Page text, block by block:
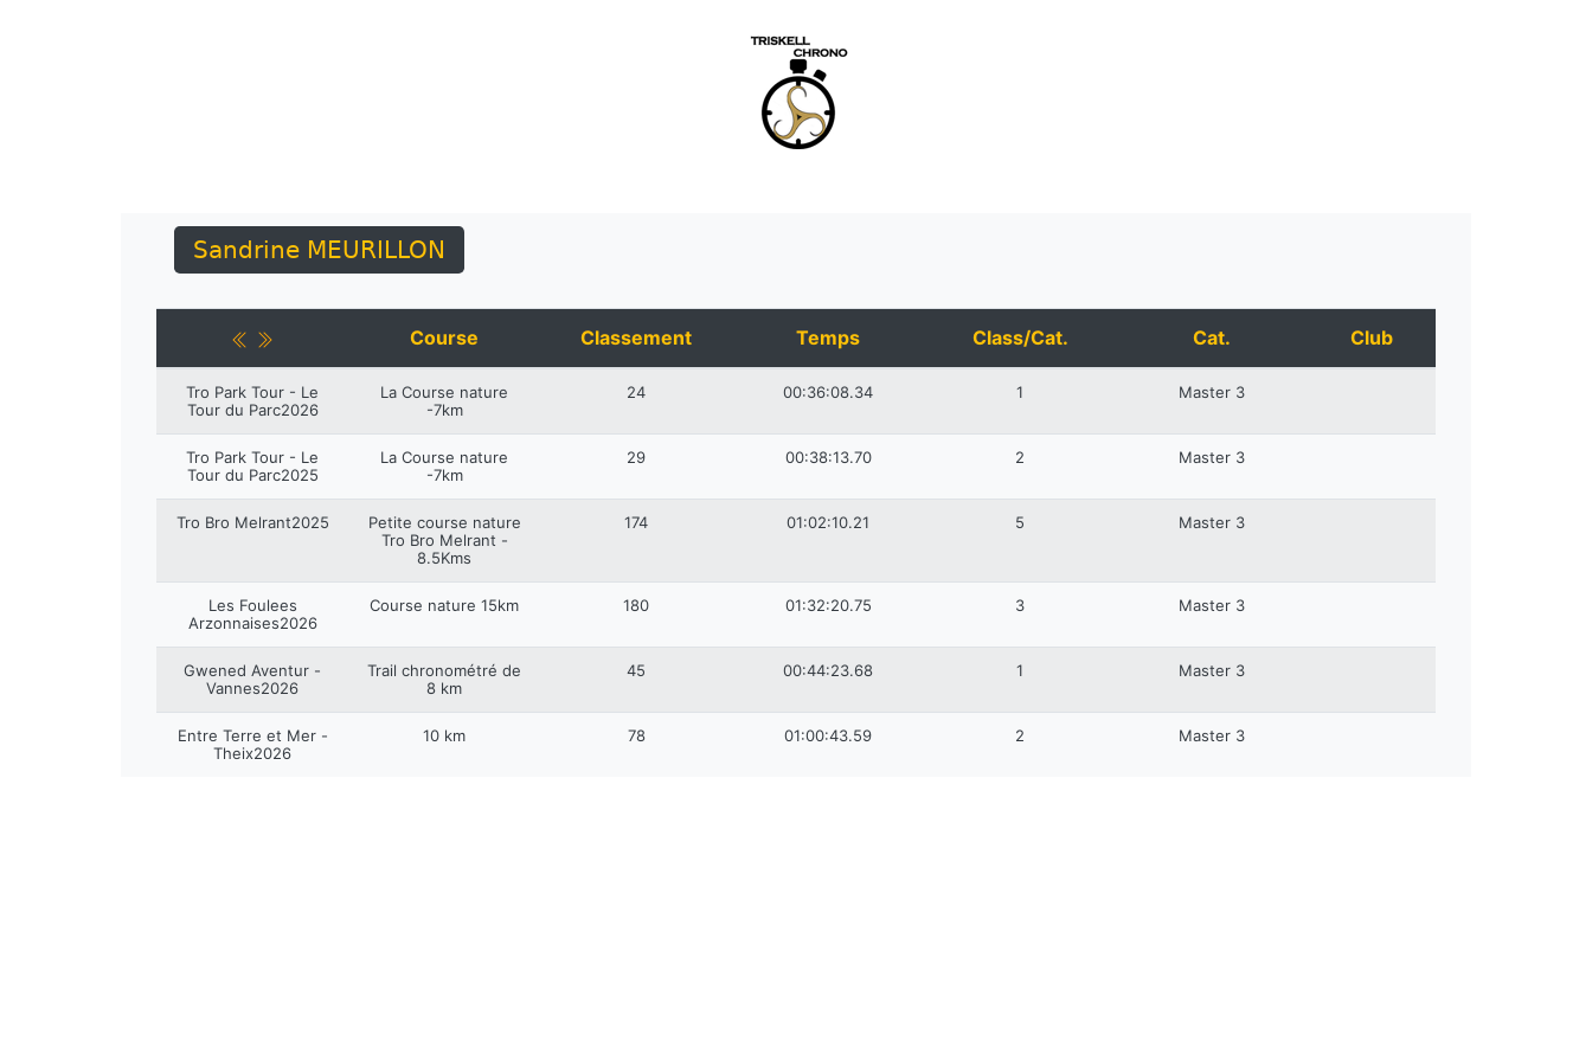
Sandrine MEURILLON
Course Classement Temps Class/Cat. Cat. Club
Tro Park Tour - Le
Tour du Parc2026
La Course nature
-7km
24 00:36:08.34 1 Master 3
Tro Park Tour - Le
Tour du Parc2025
La Course nature
-7km
29 00:38:13.70 2 Master 3
Tro Bro Melrant2025
Petite course nature
Tro Bro Melrant -
8.5Kms
174 01:02:10.21 5 Master 3
Les Foulees
Arzonnaises2026
Course nature 15km 180 01:32:20.75 3 Master 3
Gwened Aventur -
Vannes2026
Trail chronométré de
8 km
45 00:44:23.68 1 Master 3
Entre Terre et Mer -
Theix2026
10 km 78 01:00:43.59 2 Master 3